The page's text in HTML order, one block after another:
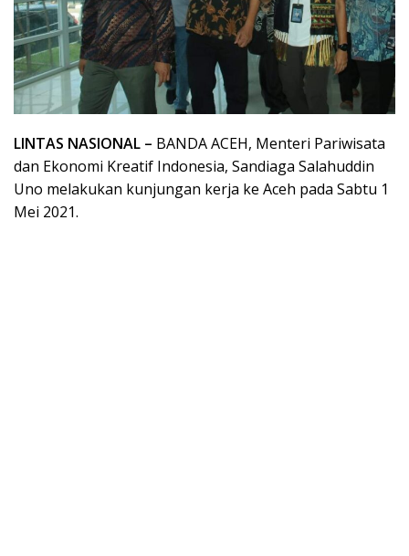
LINTAS NASIONAL – BANDA ACEH, Menteri Pariwisata
dan Ekonomi Kreatif Indonesia, Sandiaga Salahuddin
Uno melakukan kunjungan kerja ke Aceh pada Sabtu 1
Mei 2021.